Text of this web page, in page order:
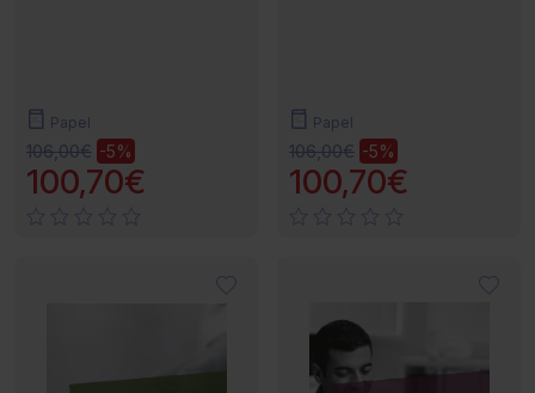
Papel
106,00€ -5%
100,70€
Papel
106,00€ -5%
100,70€